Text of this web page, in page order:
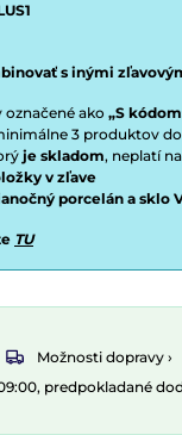
s inými
ako „S
3 produktov
je skladom, neplatí
v zľave
porcelán a sklo
TU
Možnosti dopravy ›
predpokladané